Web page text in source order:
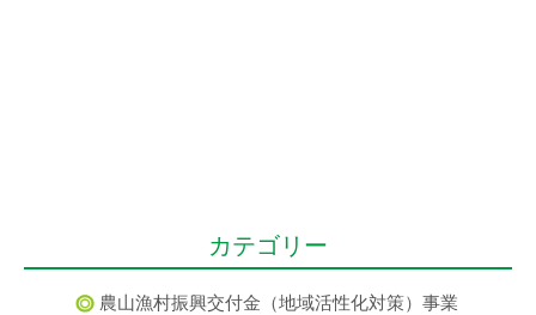
カテゴリー
農山漁村振興交付金（地域活性化対策）事業